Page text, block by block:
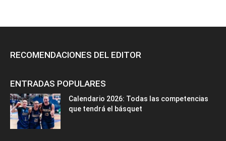
RECOMENDACIONES DEL EDITOR
ENTRADAS POPULARES
Calendario 2026: Todas las competencias
que tendrá el básquet